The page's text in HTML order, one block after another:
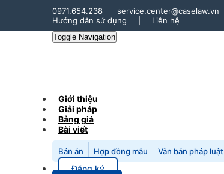
0971.654.238
service.center@caselaw.vn
Hướng dẫn sử dụng
Liên hệ
Toggle Navigation
Giới thiệu
Giải pháp
Bảng giá
Bài viết
Bản án Hợp đồng mẫu Văn bản pháp luật
Đăng ký